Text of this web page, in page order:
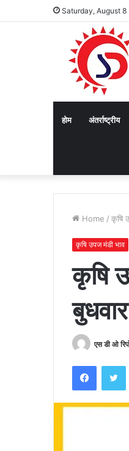
Saturday, August 8
होम अंतर्राष्ट्रीय
Home / कृषि
कृषि उपज मंडी भाव
कृषि
बुधवार
एस डी ओ